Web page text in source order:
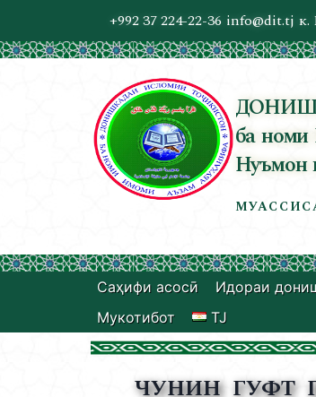
+992 37 224-22-36 info@dit.tj к.
ба
Нуъмон
Саҳифи асосӣ Идораи
Мукотибот
TJ
ЧУНИН ГУФТ